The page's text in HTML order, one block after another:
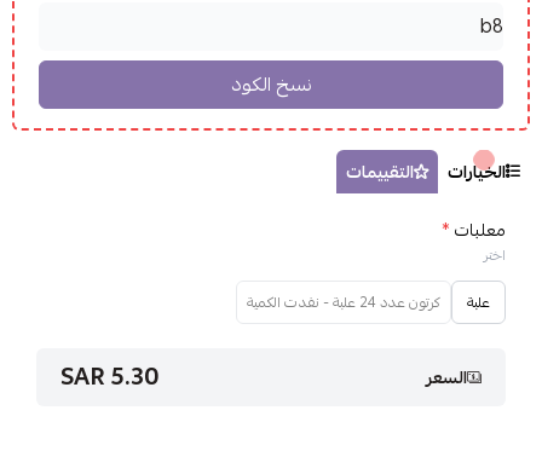
الخيارات
التقييمات
معلبات*
اختر
علبة كرتون عدد 24 علبة - نفدت الكمية
السعر 5.30 SAR